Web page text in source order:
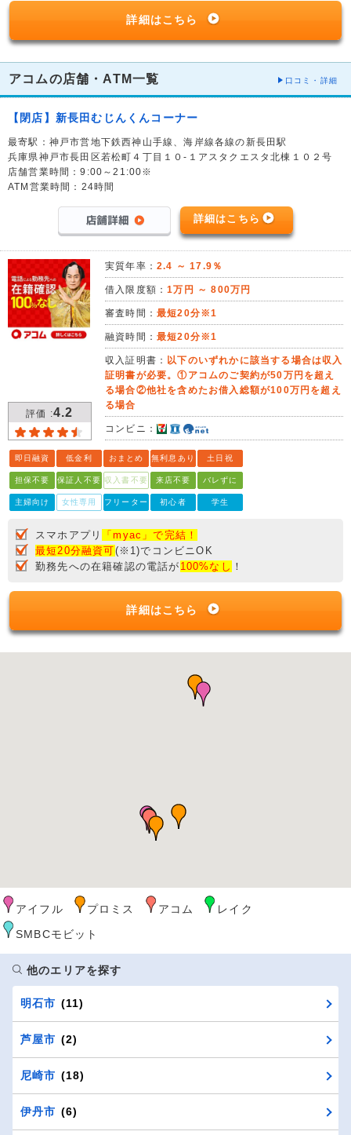
詳細はこちら
アコムの店舗・ATM一覧 口コミ・詳細
【閉店】新長田むじんくんコーナー
最寄駅：神戸市営地下鉄西神山手線、海岸線各線の新長田駅
兵庫県神戸市長田区若松町４丁目１０-１アスタクエスタ北棟１０２号
店舗営業時間：9:00～21:00※
ATM営業時間：24時間
詳細はこちら
評価 :4.2
実質年率： 2.4 ～ 17.9％
借入限度額：1万円 ～ 800万円
審査時間： 最短20分※1
融資時間： 最短20分※1
収入証明書： 以下のいずれかに該当する場合は収入
証明書が必要。①アコムのご契約が50万円を超え
る場合②他社を含めたお借入総額が100万円を超え
る場合
コンビニ：
即日融資 低金利 おまとめ 無利息あり 土日祝
担保不要 保証人不要 収入書不要 来店不要 バレずに
主婦向け 女性専用 フリーター 初心者 学生
スマホアプリ
「myac」で完結！
最短20分融資可(※1)でコンビニOK
勤務先への在籍確認の電話が 100%なし ！
詳細はこちら
アイフル プロミス アコム
レイク
SMBCモビット
他のエリアを探す
明石市 (11)
芦屋市 (2)
尼崎市 (18)
伊丹市 (6)